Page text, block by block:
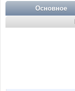
Основное